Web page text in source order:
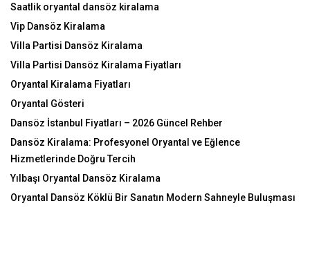
Saatlik oryantal dansöz kiralama
Vip Dansöz Kiralama
Villa Partisi Dansöz Kiralama
Villa Partisi Dansöz Kiralama Fiyatları
Oryantal Kiralama Fiyatları
Oryantal Gösteri
Dansöz İstanbul Fiyatları – 2026 Güncel Rehber
Dansöz Kiralama: Profesyonel Oryantal ve Eğlence
Hizmetlerinde Doğru Tercih
Yılbaşı Oryantal Dansöz Kiralama
Oryantal Dansöz Köklü Bir Sanatın Modern Sahneyle Buluşması